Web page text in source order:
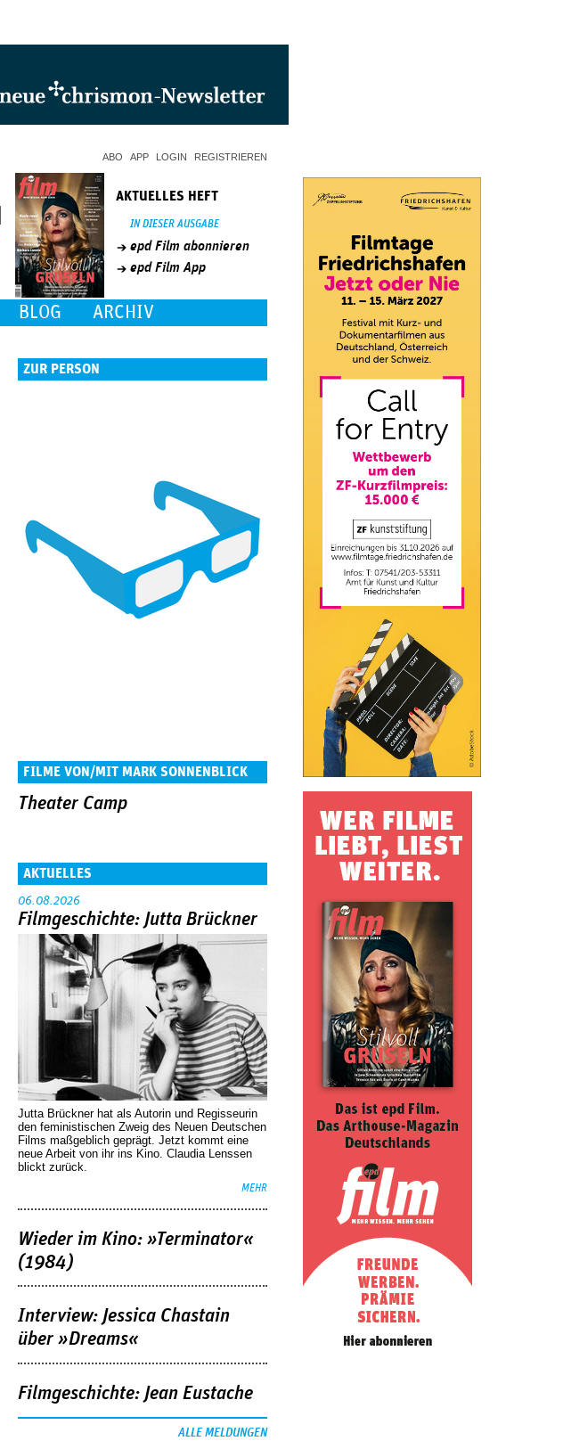
ABO APP LOGIN REGISTRIEREN
AKTUELLES HEFT
IN DIESER AUSGABE
epd Film abonnieren
epd Film App
BLOG ARCHIV
ZUR PERSON
FILME VON/MIT MARK SONNENBLICK
Theater Camp
AKTUELLES
06.08.2026
Filmgeschichte: Jutta Brückner
Jutta Brückner hat als Autorin und Regisseurin
den feministischen Zweig des Neuen Deutschen
Films maßgeblich geprägt. Jetzt kommt eine
neue Arbeit von ihr ins Kino. Claudia Lenssen
blickt zurück.
MEHR
Wieder im Kino: »Terminator«
(1984)
Interview: Jessica Chastain
über »Dreams«
Filmgeschichte: Jean Eustache
ALLE MELDUNGEN